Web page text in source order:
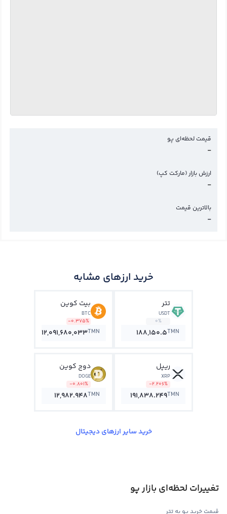
قیمت لحظه‌ای پو
-
ارزش بازار (مارکت کپ)
-
بالاترین قیمت
-
خرید ارزهای مشابه
تتر
USDT
0%
188,150.5TMN
بیت کوین
BTC
-0.375%
12,091,680,033TMN
ریپل
XRP
-2.206%
191,838.249TMN
دوج کوین
DOGE
-0.801%
12,982.948TMN
خرید سایر ارزهای دیجیتال
تغییرات لحظه‌ای بازار پو
قیمت خرید پو به تتر